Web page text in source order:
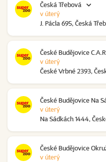
Česká Třebová
J. Pácla 695, Česká
v úterý
České Budějovice C.A.R.
České Vrbné 2393,
v úterý
České Budějovice Na
Na Sádkách 1444,
v úterý
České Budějovice
v úterý